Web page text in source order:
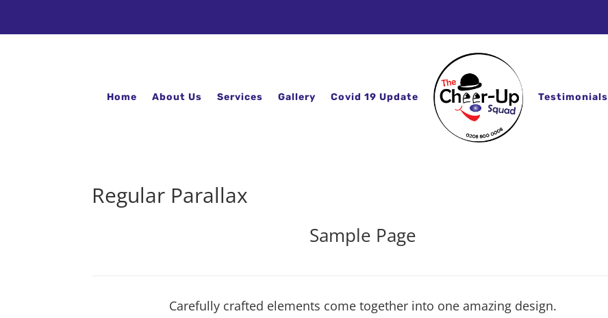
Home About Us Services Gallery Covid 19 Update Testimonials
Regular Parallax
Sample Page
Carefully crafted elements come together into one amazing design.